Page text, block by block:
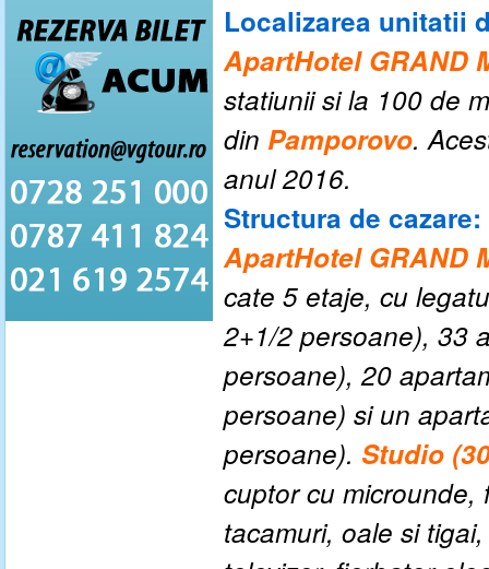
Localizarea unitatii
ApartHotel GRAND
statiunii si la 100 de
din Pamporovo.
anul 2016.
Structura de cazare:
ApartHotel GRAND
cate 5 etaje, cu
2+1/2 persoane), 33
persoane), 20
persoane) si un
persoane). Studio
cuptor cu microunde,
tacamuri, oale si